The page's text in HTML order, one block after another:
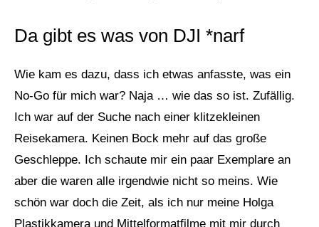
Da gibt es was von DJI *narf
Wie kam es dazu, dass ich etwas anfasste, was ein
No-Go für mich war? Naja … wie das so ist. Zufällig.
Ich war auf der Suche nach einer klitzekleinen
Reisekamera. Keinen Bock mehr auf das große
Geschleppe. Ich schaute mir ein paar Exemplare an
aber die waren alle irgendwie nicht so meins. Wie
schön war doch die Zeit, als ich nur meine Holga
Plastikkamera und Mittelformatfilme mit mir durch